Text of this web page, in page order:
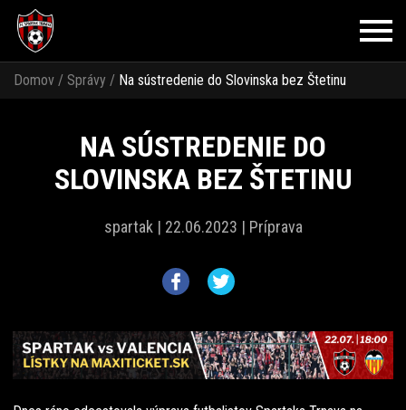
Domov / Správy / Na sústredenie do Slovinska bez Štetinu
NA SÚSTREDENIE DO
SLOVINSKA BEZ ŠTETINU
spartak | 22.06.2023 | Príprava